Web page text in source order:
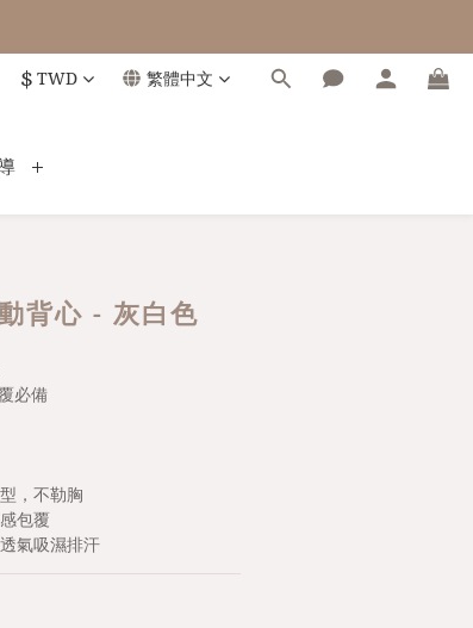
$ TWD 繁體中文
背心 - 灰白色
必備
，不勒胸
包覆
氣吸濕排汗